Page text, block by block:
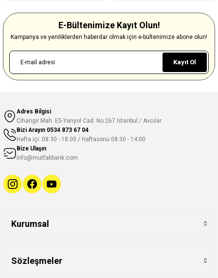
E-Bültenimize Kayıt Olun!
Kampanya ve yeniliklerden haberdar olmak için e-bültenimize abone olun!
Kayıt Ol
Adres Bilgisi
Cihangir Mah. E5-Yanyol Cad. No:267 İstanbul / Avcılar
Bizi Arayın 0534 873 67 04
Hafta içi: 08.30 - 18.00 / Haftasonu 08:30 - 14:00
Bize Ulaşın
info@mutfakbank.com
Kurumsal
Sözleşmeler